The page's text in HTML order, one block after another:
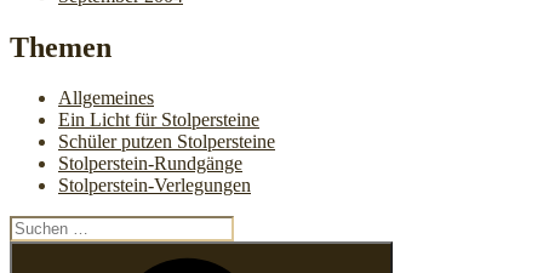
Themen
Allgemeines
Ein Licht für Stolpersteine
Schüler putzen Stolpersteine
Stolperstein-Rundgänge
Stolperstein-Verlegungen
Suchen
nach: